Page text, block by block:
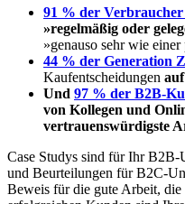
91 % der Verbraucher
»regelmäßig oder
»genauso sehr wie
44 % der Generation
Kaufentscheidungen
Und 97 % der B2B-
von Kollegen und
vertrauenswürdigste
Case Studys sind für Ihr B2B-
und Beurteilungen für B2C-
Beweis für die gute Arbeit, die